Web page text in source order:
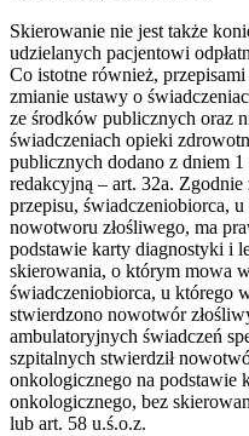
Skierowanie nie jest także
udzielanych pacjentowi
Co istotne również,
zmianie ustawy o
ze środków publicznych oraz
świadczeniach opieki
publicznych dodano z dniem
redakcyjną – art. 32a.
przepisu, świadczeniobiorca,
nowotworu złośliwego, ma
podstawie karty diagnostyki i
skierowania, o którym mowa
świadczeniobiorca, u którego
stwierdzono nowotwór
ambulatoryjnych świadczeń
szpitalnych stwierdził
onkologicznego na podstawie
onkologicznego, bez
lub art. 58 u.ś.o.z.